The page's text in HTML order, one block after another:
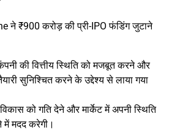
ने ₹900 करोड़ की प्री-IPO फंडिंग जुटाने
की वित्तीय स्थिति को मजबूत करने और
सुनिश्चित करने के उद्देश्य से लाया गया
को गति देने और मार्केट में अपनी स्थिति
मदद करेगी।